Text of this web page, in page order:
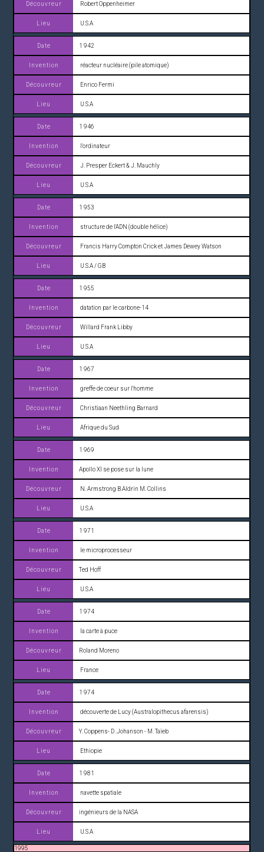
Robert Oppenheimer
U.S.A
1 942
réacteur nucléaire (pile atomique)
Enrico Fermi
U.S.A
1 946
l'ordinateur
J. Presper Eckert & J. Mauchly
U.S.A
1 953
structure de l'ADN (double hélice)
Francis Harry Compton Crick et James Dewey Watson
U.S.A / GB
1 955
datation par le carbone-14
Willard Frank Libby
U.S.A
1 967
greffe de coeur sur l'homme
Christiaan Neethling Barnard
Afrique du Sud
1 969
Apollo XI se pose sur la lune
N. Armstrong B.Aldrin M. Collins
U.S.A
1 971
le microprocesseur
Ted Hoff
U.S.A
1 974
la carte à puce
Roland Moreno
France
1 974
découverte de Lucy (Australopithecus afarensis)
Y. Coppens- D .Johanson - M. Taïeb
Ethiopie
1 981
navette spatiale
ingénieurs de la NASA
U.S.A
1995